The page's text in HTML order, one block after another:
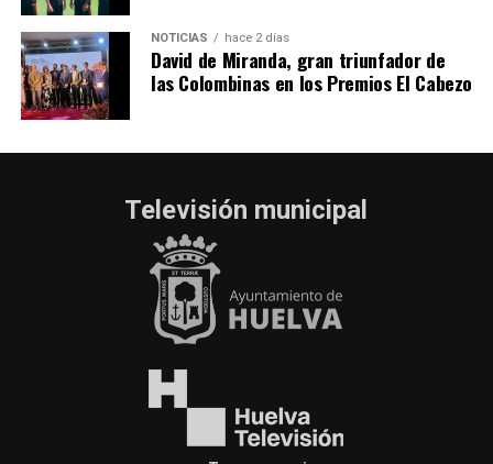
NOTICIAS hace 2 días
David de Miranda, gran triunfador de
las Colombinas en los Premios El Cabezo
Televisión municipal